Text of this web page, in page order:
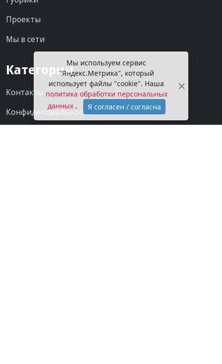
Проекты
Мы в сети
Категории
Контакты
Конфиденциальность
Мы используем сервис
"Яндекс.Метрика", который
использует файлы "cookie". Наша
политика обработки персональных
данных . Я согласен / согласна